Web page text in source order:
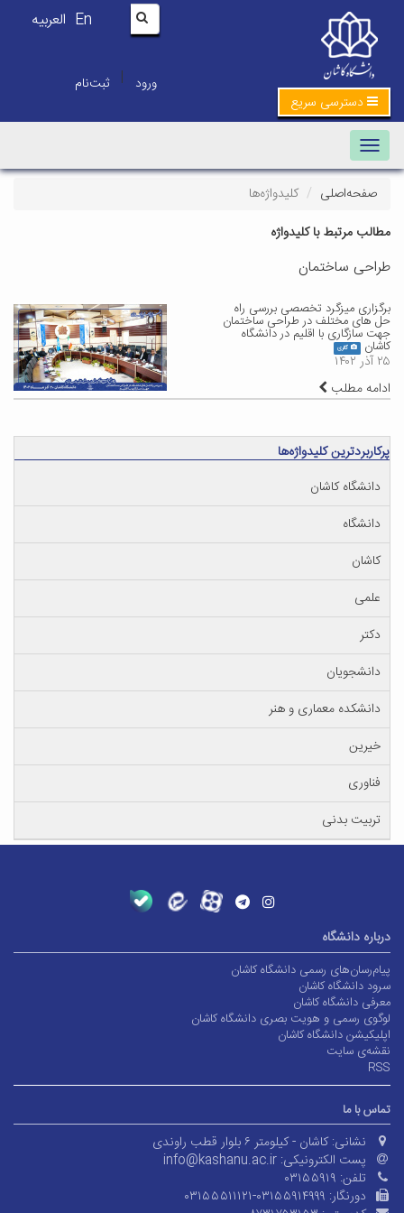
En العربیه
ورود | ثبت‌نام
دسترسی سریع
Toggle navigation
صفحه‌اصلی
کلیدواژه‌ها
مطالب مرتبط با کلیدواژه
طراحی ساختمان
برگزاری میزگرد تخصصی بررسی راه
حل های مختلف در طراحی ساختمان
جهت سازگاری با اقلیم در دانشگاه
کاشان گالری
۲۵ آذر ۱۴۰۲
ادامه مطلب
پرکاربردترین کلیدواژه‌ها
دانشگاه کاشان
دانشگاه
کاشان
علمی
دکتر
دانشجویان
دانشکده معماری و هنر
خیرین
فناوری
تربیت بدنی
درباره دانشگاه
پیام‌رسان‌های رسمی دانشگاه کاشان
سرود دانشگاه کاشان
معرفی دانشگاه کاشان
لوگوی رسمی و هویت بصری دانشگاه کاشان
اپلیکیشن دانشگاه کاشان
نقشه‌ی سایت
RSS
تماس با ما
نشانی: کاشان - کیلومتر ۶ بلوار قطب راوندی
پست الکترونیکی: info@kashanu.ac.ir
تلفن: ۰۳۱۵۵۹۱۹
دورنگار: ۰۳۱۵۵۵۱۱۱۲۱-۰۳۱۵۵۹۱۴۹۹۹